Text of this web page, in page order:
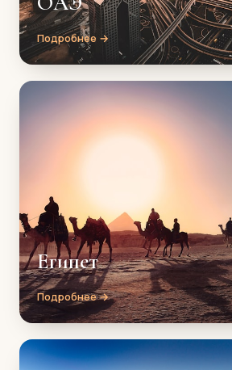
Подробнее →
Египет
Подробнее →